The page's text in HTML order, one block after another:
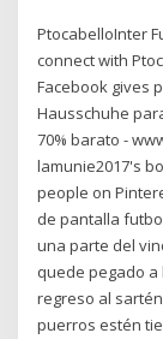
PtocabelloInter
connect with
Facebook gives
Hausschuhe
70% barato -
lamunie2017's
people on
de pantalla
una parte del
quede pegado
regreso al
puerros estén